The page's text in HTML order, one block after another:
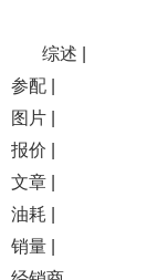
综述 |
参配 |
图片 |
报价 |
文章 |
油耗 |
销量 |